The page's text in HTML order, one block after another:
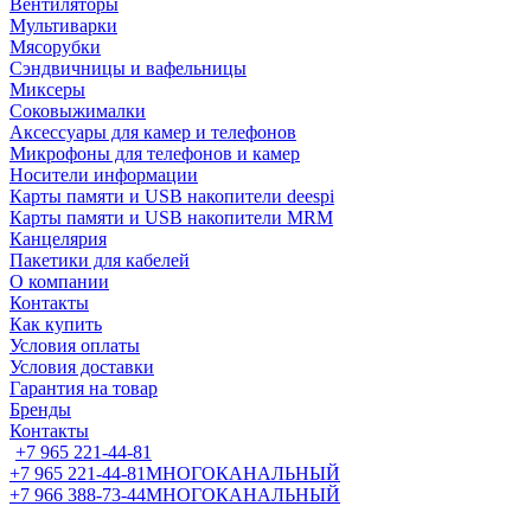
Вентиляторы
Мультиварки
Мясорубки
Сэндвичницы и вафельницы
Миксеры
Соковыжималки
Аксессуары для камер и телефонов
Микрофоны для телефонов и камер
Носители информации
Карты памяти и USB накопители deespi
Карты памяти и USB накопители MRM
Канцелярия
Пакетики для кабелей
О компании
Контакты
Как купить
Условия оплаты
Условия доставки
Гарантия на товар
Бренды
Контакты
+7 965 221-44-81
+7 965 221-44-81МНОГОКАНАЛЬНЫЙ
+7 966 388-73-44МНОГОКАНАЛЬНЫЙ